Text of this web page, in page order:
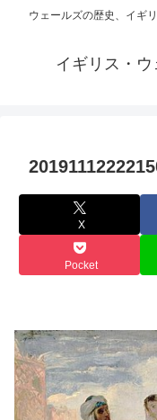
ウェールズの歴史、イギ
イギリス・
X
Pocket